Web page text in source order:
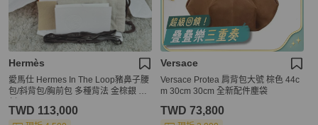
Hermès
愛馬仕 Hermes In The Loop豬鼻子腰
包/斜背包/胸前包 多種背法 金棕銀 W
TWD 113,000
Versace
Versace Protea 肩背包大號 棕色 44c
m 30cm 30cm 全新配件塵袋
TWD 73,800